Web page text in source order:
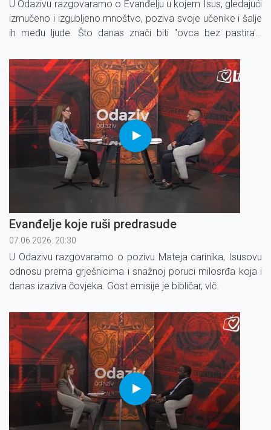
U Odazivu razgovaramo o Evanđelju u kojem Isus, gledajući
izmučeno i izgubljeno mnoštvo, poziva svoje učenike i šalje
ih među ljude. Što danas znači biti ''ovca bez pastira''?
Evanđelje koje ruši predrasude
07.06.2026. 20:30
U Odazivu razgovaramo o pozivu Mateja carinika, Isusovu
odnosu prema grješnicima i snažnoj poruci milosrđa koja i
danas izaziva čovjeka. Gost emisije je bibličar, vlč.